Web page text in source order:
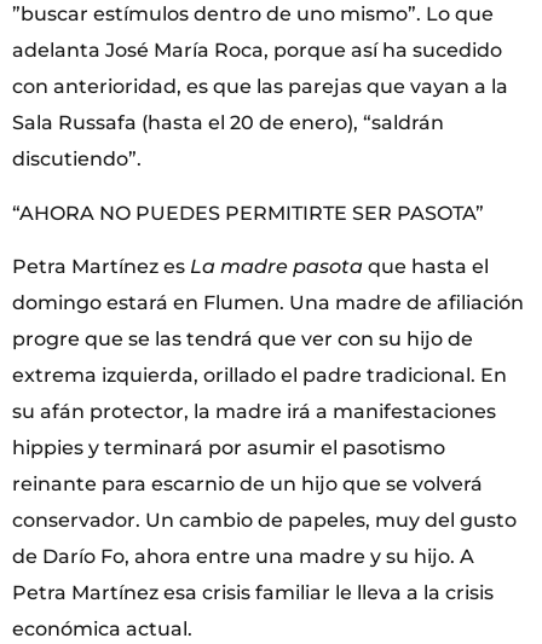
”buscar estímulos dentro de uno mismo”. Lo que
adelanta José María Roca, porque así ha sucedido
con anterioridad, es que las parejas que vayan a la
Sala Russafa (hasta el 20 de enero), “saldrán
discutiendo”.
“AHORA NO PUEDES PERMITIRTE SER PASOTA”
Petra Martínez es La madre pasota que hasta el
domingo estará en Flumen. Una madre de afiliación
progre que se las tendrá que ver con su hijo de
extrema izquierda, orillado el padre tradicional. En
su afán protector, la madre irá a manifestaciones
hippies y terminará por asumir el pasotismo
reinante para escarnio de un hijo que se volverá
conservador. Un cambio de papeles, muy del gusto
de Darío Fo, ahora entre una madre y su hijo. A
Petra Martínez esa crisis familiar le lleva a la crisis
económica actual.